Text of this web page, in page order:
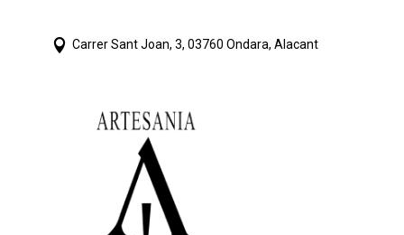
 Carrer Sant Joan, 3, 03760 Ondara, Alacant